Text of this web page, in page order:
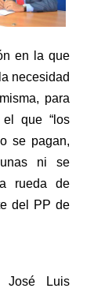
en la que
necesidad
para
que “los
se pagan,
ni se
rueda de
del PP de
José Luis